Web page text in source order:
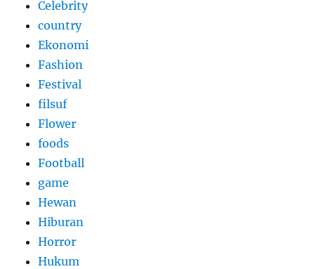
Celebrity
country
Ekonomi
Fashion
Festival
filsuf
Flower
foods
Football
game
Hewan
Hiburan
Horror
Hukum